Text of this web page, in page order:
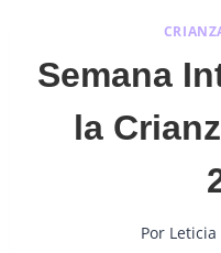
Semana
la
Por Leticia